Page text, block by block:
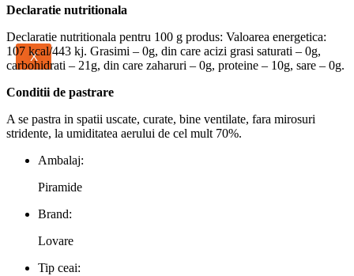
X
Declaratie nutritionala
Declaratie nutritionala pentru 100 g produs: Valoarea energetica:
107 kcal/443 kj. Grasimi – 0g, din care acizi grasi saturati – 0g,
carbohidrati – 21g, din care zaharuri – 0g, proteine – 10g, sare – 0g.
Conditii de pastrare
A se pastra in spatii uscate, curate, bine ventilate, fara mirosuri
stridente, la umiditatea aerului de cel mult 70%.
Ambalaj:
Piramide
Brand:
Lovare
Tip ceai: